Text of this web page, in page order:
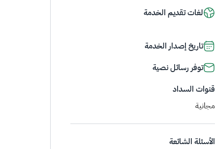
لغات تقديم الخدمة
تاريخ إصدار الخدمة
توفر رسائل نصية
قنوات السداد
مجانية
الأسئلة الشائعة